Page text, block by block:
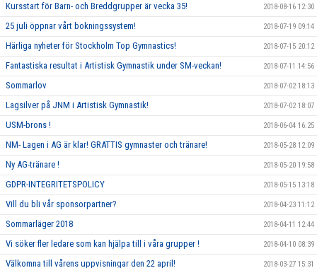
Kursstart för Barn- och Breddgrupper är vecka 35! 2018-08-16 12:30
25 juli öppnar vårt bokningssystem! 2018-07-19 09:14
Härliga nyheter för Stockholm Top Gymnastics! 2018-07-15 20:12
Fantastiska resultat i Artistisk Gymnastik under SM-veckan! 2018-07-11 14:56
Sommarlov 2018-07-02 18:13
Lagsilver på JNM i Artistisk Gymnastik! 2018-07-02 18:07
USM-brons ! 2018-06-04 16:25
NM- Lagen i AG är klar! GRATTIS gymnaster och tränare! 2018-05-28 12:09
Ny AG-tränare ! 2018-05-20 19:58
GDPR-INTEGRITETSPOLICY 2018-05-15 13:18
Vill du bli vår sponsorpartner? 2018-04-23 11:12
Sommarläger 2018 2018-04-11 12:44
Vi söker fler ledare som kan hjälpa till i våra grupper ! 2018-04-10 08:39
Välkomna till vårens uppvisningar den 22 april! 2018-03-27 15:31